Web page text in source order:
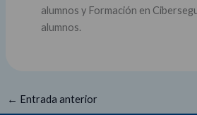
alumnos y Formación en
alumnos.
← Entrada anterior